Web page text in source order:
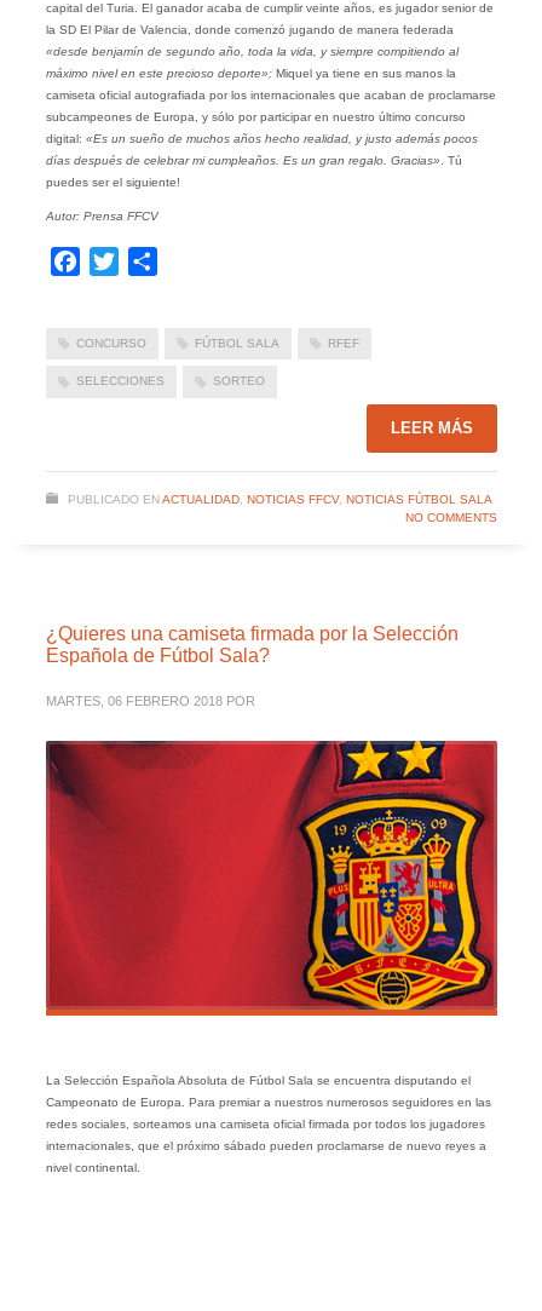
capital del Turia. El ganador acaba de cumplir veinte años, es jugador senior de
la SD El Pilar de Valencia, donde comenzó jugando de manera federada
«desde benjamín de segundo año, toda la vida, y siempre compitiendo al
máximo nivel en este precioso deporte»; Miquel ya tiene en sus manos la
camiseta oficial autografiada por los internacionales que acaban de proclamarse
subcampeones de Europa, y sólo por participar en nuestro último concurso
digital: «Es un sueño de muchos años hecho realidad, y justo además pocos
días después de celebrar mi cumpleaños. Es un gran regalo. Gracias» . Tú
puedes ser el siguiente!
Autor: Prensa FFCV
Facebook
Twitter
CONCURSO FÚTBOL SALA RFEF
SELECCIONES SORTEO
LEER MÁS
PUBLICADO EN ACTUALIDAD, NOTICIAS FFCV, NOTICIAS FÚTBOL SALA
NO COMMENTS
¿Quieres una camiseta firmada por la Selección
Española de Fútbol Sala?
MARTES, 06 FEBRERO 2018 POR
La Selección Española Absoluta de Fútbol Sala se encuentra disputando el
Campeonato de Europa. Para premiar a nuestros numerosos seguidores en las
redes sociales, sorteamos una camiseta oficial firmada por todos los jugadores
internacionales, que el próximo sábado pueden proclamarse de nuevo reyes a
nivel continental.